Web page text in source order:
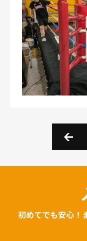
初めてでも安心！